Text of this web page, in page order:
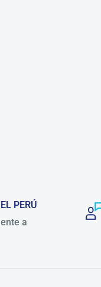
PERÚ
a